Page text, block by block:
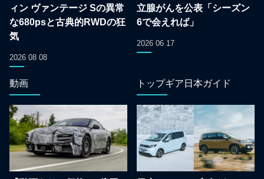
ィン ヴァンテージ Sの異常
な680psと古典的RWDの狂
気
2026 08 08
立腺がんを公表「シーズン
6で会えれば」
2026 06 17
動画 トップギア日本ガイド